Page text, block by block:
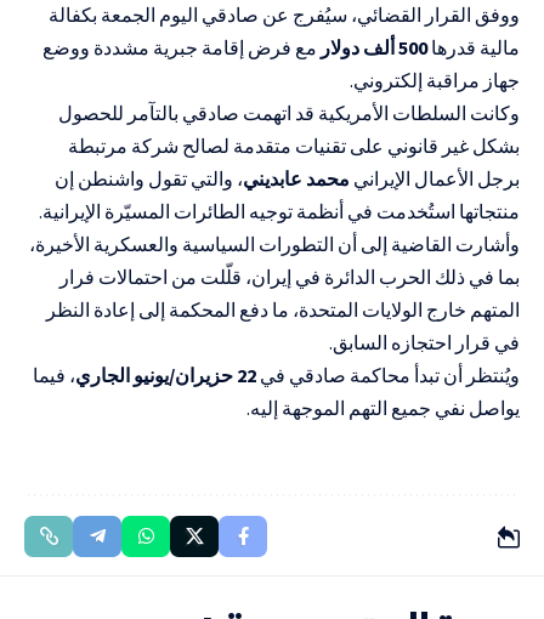
ووفق القرار القضائي، سيُفرج عن صادقي اليوم الجمعة بكفالة
مالية قدرها500 ألف دولار
مع فرض إقامة جبرية مشددة ووضع
جهاز مراقبة إلكتروني.
وكانت السلطات الأمريكية قد اتهمت صادقي بالتآمر للحصول
بشكل غير قانوني على تقنيات متقدمة لصالح شركة مرتبطة
برجل الأعمال الإيراني محمد عابديني، والتي تقول واشنطن إن
منتجاتها استُخدمت في أنظمة توجيه الطائرات المسيّرة الإيرانية.
وأشارت القاضية إلى أن التطورات السياسية والعسكرية الأخيرة،
بما في ذلك الحرب الدائرة في إيران، قلّلت من احتمالات فرار
المتهم خارج الولايات المتحدة، ما دفع المحكمة إلى إعادة النظر
في قرار احتجازه السابق.
ويُنتظر أن تبدأ محاكمة صادقي في 22 حزيران/يونيو الجاري
، فيما
يواصل نفي جميع التهم الموجهة إليه.